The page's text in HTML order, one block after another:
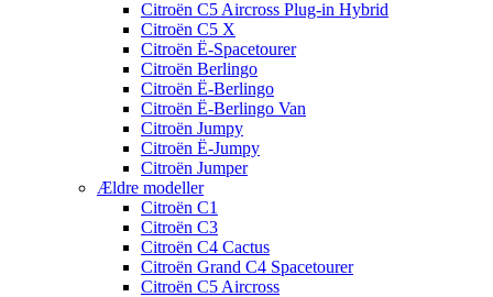
Citroën C5 Aircross Plug-in Hybrid
Citroën C5 X
Citroën Ë-Spacetourer
Citroën Berlingo
Citroën Ë-Berlingo
Citroën Ë-Berlingo Van
Citroën Jumpy
Citroën Ë-Jumpy
Citroën Jumper
Ældre modeller
Citroën C1
Citroën C3
Citroën C4 Cactus
Citroën Grand C4 Spacetourer
Citroën C5 Aircross